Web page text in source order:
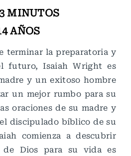
MINUTOS
AÑOS
terminar la preparatoria y
futuro, Isaiah Wright es
y un exitoso hombre
un mejor rumbo para su
oraciones de su madre y
discipulado bíblico de su
comienza a descubrir
Dios para su vida es